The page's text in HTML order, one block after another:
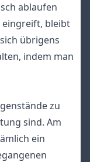
ablaufen
eingreift, bleibt
übrigens
indem man
zu
sind. Am
ein